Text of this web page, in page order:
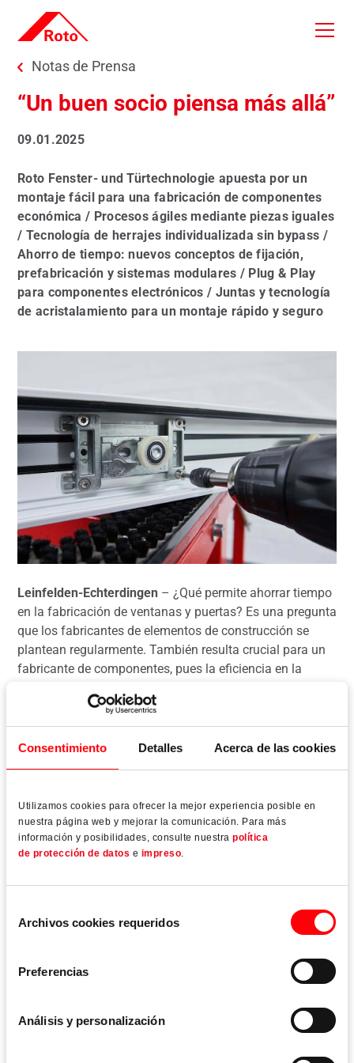
Consentimiento Detalles Acerca de las cookies
Utilizamos cookies para ofrecer la mejor experiencia posible en
nuestra página web y mejorar la comunicación. Para más
información y posibilidades, consulte nuestra política
de protección de datos e impreso.
deArchivos cookies requeridos
Preferencias
Análisis y personalización
Skip to main content
You are here:
Notas de Prensa
“Un buen socio piensa más allá”
09.01.2025
Roto Fenster- und Türtechnologie apuesta por un
montaje fácil para una fabricación de componentes
económica / Procesos ágiles mediante piezas iguales
/ Tecnología de herrajes individualizada sin bypass /
Ahorro de tiempo: nuevos conceptos de fijación,
prefabricación y sistemas modulares / Plug & Play
para componentes electrónicos / Juntas y tecnología
de acristalamiento para un montaje rápido y seguro
Leinfelden-Echterdingen – ¿Qué permite ahorrar tiempo
en la fabricación de ventanas y puertas? Es una pregunta
que los fabricantes de elementos de construcción se
plantean regularmente. También resulta crucial para un
fabricante de componentes, pues la eficiencia en la
herrajes, perfiles de junta y bloques de acristalamiento
diseñados para un montaje fácil.
Leer más